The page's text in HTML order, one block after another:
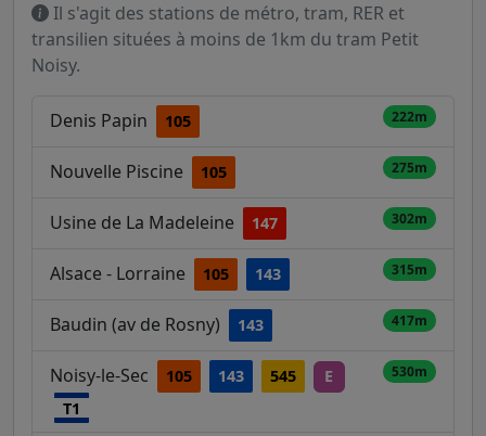
Il s'agit des stations de métro, tram, RER et
transilien situées à moins de 1km du tram Petit
Noisy.
Denis Papin 105 222m
Nouvelle Piscine 105 275m
Usine de La Madeleine 147 302m
Alsace - Lorraine 105 143 315m
Baudin (av de Rosny) 143 417m
Noisy-le-Sec 105 143 545
E
T1
530m